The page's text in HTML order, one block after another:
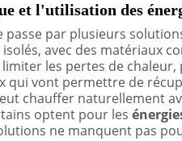
et l'utilisation des
passe par plusieurs
avec des matériaux
les pertes de
qui vont permettre de
chauffer naturellement
optent pour les
ne manquent pas